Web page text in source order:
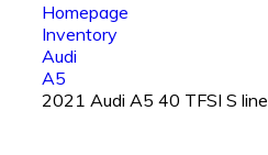
Homepage
Inventory
Audi
A5
2021 Audi A5 40 TFSI S